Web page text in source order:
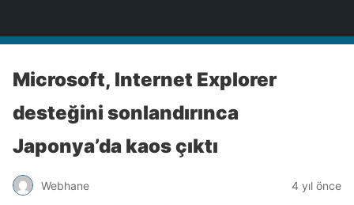
Microsoft, Internet Explorer
desteğini sonlandırınca
Japonya’da kaos çıktı
Webhane 4 yıl önce